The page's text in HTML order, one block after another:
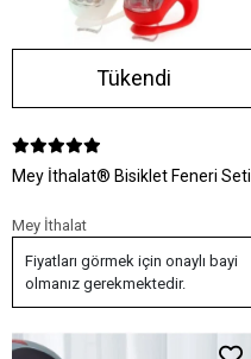
Tükendi
Mey İthalat® Bisiklet Feneri Seti
Mey İthalat
Fiyatları görmek için onaylı bayi
olmanız gerekmektedir.